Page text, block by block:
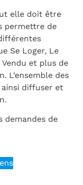
elle doit être
permettre de
Se Loger, Le
Vendu et plus de
L’ensemble des
diffuser et
demandes de